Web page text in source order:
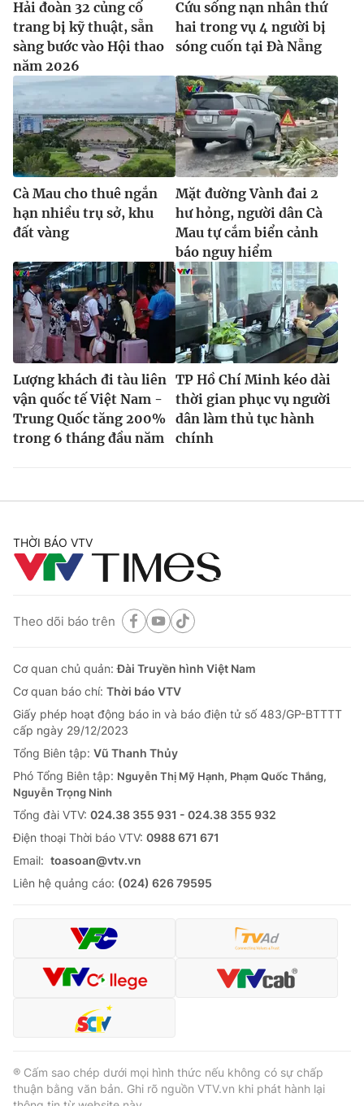
Hải đoàn 32 củng cố
trang bị kỹ thuật, sẵn
sàng bước vào Hội thao
năm 2026
Cứu sống nạn nhân thứ
hai trong vụ 4 người bị
sóng cuốn tại Đà Nẵng
Cà Mau cho thuê ngắn
hạn nhiều trụ sở, khu
đất vàng
Mặt đường Vành đai 2
hư hỏng, người dân Cà
Mau tự cắm biển cảnh
báo nguy hiểm
Lượng khách đi tàu liên
vận quốc tế Việt Nam -
Trung Quốc tăng 200%
trong 6 tháng đầu năm
TP Hồ Chí Minh kéo dài
thời gian phục vụ người
dân làm thủ tục hành
chính
THỜI BÁO VTV
Theo dõi báo trên
Cơ quan chủ quản:Đài Truyền hình Việt Nam
Cơ quan báo chí: Thời báo VTV
Giấy phép hoạt động báo in và báo điện tử số 483/GP-BTTTT
cấp ngày 29/12/2023
Tổng Biên tập: Vũ Thanh Thủy
Phó Tổng Biên tập: Nguyễn Thị Mỹ Hạnh, Phạm Quốc Thắng,
Nguyễn Trọng Ninh
Tổng đài VTV: 024.38 355 931 - 024.38 355 932
Ðiện thoại Thời báo VTV: 0988 671 671
Email: toasoan@vtv.vn
Liên hệ quảng cáo: (024) 626 79595
® Cấm sao chép dưới mọi hình thức nếu không có sự chấp
thuận bằng văn bản. Ghi rõ nguồn VTV.vn khi phát hành lại